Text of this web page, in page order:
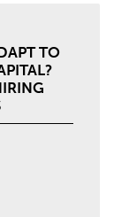
TO